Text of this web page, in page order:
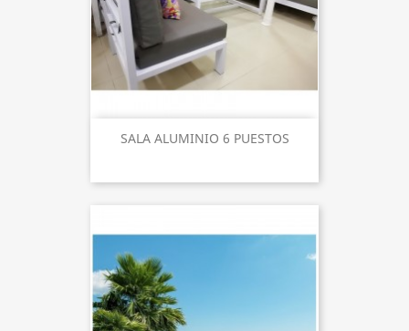
SALA ALUMINIO 6 PUESTOS